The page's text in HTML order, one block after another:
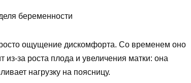
ощущение дискомфорта. Со временем оно
из-за роста плода и увеличения матки: она
нагрузку на поясницу.